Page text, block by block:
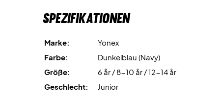
Spezifikationen
Marke:
Yonex
Farbe:
Dunkelblau (Navy)
Größe:
6 år / 8-10 år / 12-14 år
Geschlecht:
Junior